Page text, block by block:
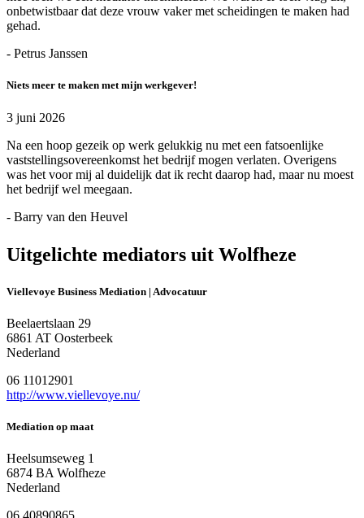
onbetwistbaar dat deze vrouw vaker met scheidingen te maken had
gehad.
- Petrus Janssen
Niets meer te maken met mijn werkgever!
3 juni 2026
Na een hoop gezeik op werk gelukkig nu met een fatsoenlijke
vaststellingsovereenkomst het bedrijf mogen verlaten. Overigens
was het voor mij al duidelijk dat ik recht daarop had, maar nu moest
het bedrijf wel meegaan.
- Barry van den Heuvel
Uitgelichte mediators uit Wolfheze
Viellevoye Business Mediation | Advocatuur
Beelaertslaan 29
6861 AT Oosterbeek
Nederland
06 11012901
http://www.viellevoye.nu/
Mediation op maat
Heelsumseweg 1
6874 BA Wolfheze
Nederland